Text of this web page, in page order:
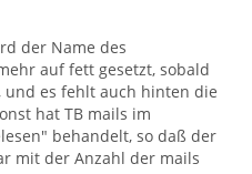
der Name des
auf fett gesetzt, sobald
es fehlt auch hinten die
hat TB mails im
behandelt, so daß der
mit der Anzahl der mails